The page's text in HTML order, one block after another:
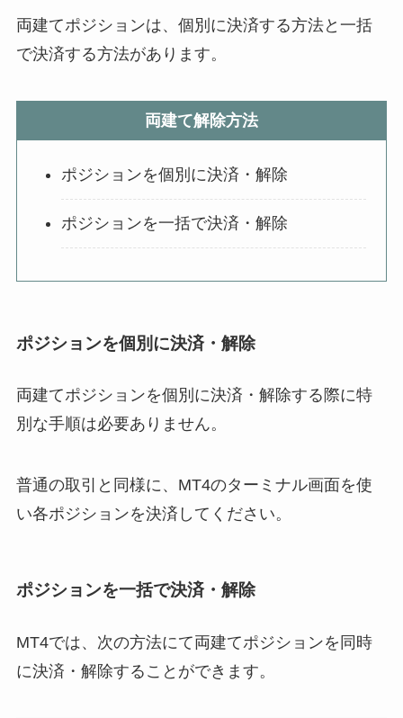
両建てポジションは、個別に決済する方法と一括
で決済する方法があります。
両建て解除方法
ポジションを個別に決済・解除
ポジションを一括で決済・解除
ポジションを個別に決済・解除
両建てポジションを個別に決済・解除する際に特
別な手順は必要ありません。
普通の取引と同様に、MT4のターミナル画面を使
い各ポジションを決済してください。
ポジションを一括で決済・解除
MT4では、次の方法にて両建てポジションを同時
に決済・解除することができます。